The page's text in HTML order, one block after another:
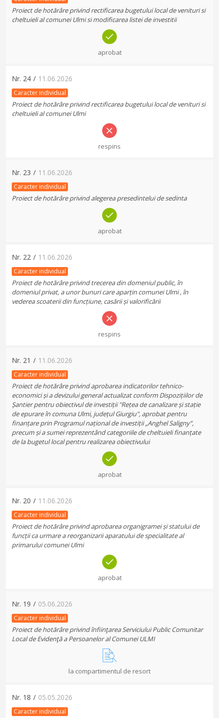
Proiect de hotărâre privind rectificarea bugetului local de venituri si
cheltuieli al comunei Ulmi si modificarea listei de investitii
aprobat
Nr. 24 / 11.06.2026
Caracter individual
Proiect de hotărâre privind rectificarea bugetului local de venituri si
cheltuieli al comunei Ulmi
respins
Nr. 23 / 11.06.2026
Caracter individual
Proiect de hotărâre privind alegerea presedintelui de sedinta
aprobat
Nr. 22 / 11.06.2026
Caracter individual
Proiect de hotărâre privind trecerea din domeniul public, în
domeniul privat, a unor bunuri care aparțin comunei Ulmi , în
vederea scoaterii din funcțiune, casării și valorificării
respins
Nr. 21 / 11.06.2026
Caracter individual
Proiect de hotărâre privind aprobarea indicatorilor tehnico-
economici și a devizului general actualizat conform Dispozițiilor de
Șantier pentru obiectivul de investiții "Rețea de canalizare și stație
de epurare în comuna Ulmi, județul Giurgiu", aprobat pentru
finanțare prin Programul național de investiții „Anghel Saligny”,
precum și a sumei reprezentând categoriile de cheltuieli finanțate
de la bugetul local pentru realizarea obiectivului
aprobat
Nr. 20 / 11.06.2026
Caracter individual
Proiect de hotărâre privind aprobarea organigramei și statului de
funcții ca urmare a reorganizarii aparatului de specialitate al
primarului comunei Ulmi
aprobat
Nr. 19 / 05.06.2026
Caracter individual
Proiect de hotărâre privind înfiinţarea Serviciului Public Comunitar
Local de Evidenţă a Persoanelor al Comunei ULMI
la compartimentul de resort
Nr. 18 / 05.05.2026
Caracter individual